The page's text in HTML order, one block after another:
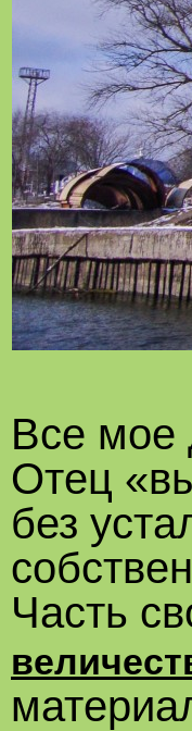
Все мое
Отец
без
Часть